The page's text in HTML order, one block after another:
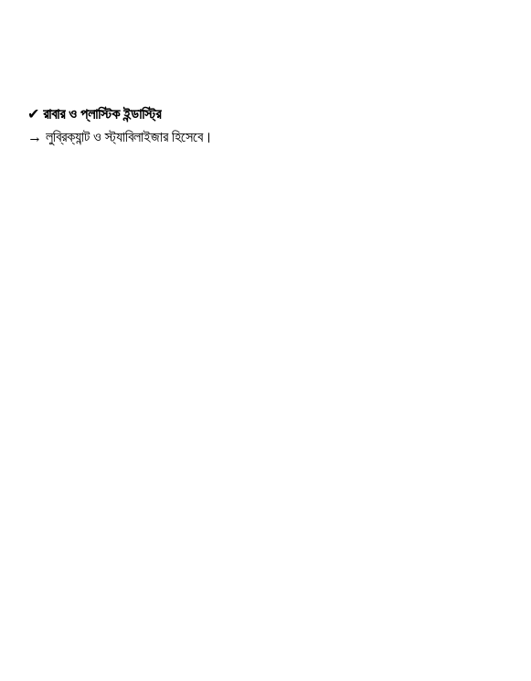
✔ রাবার ও প্লাস্টিক ইন্ডাস্ট্রি
→ লুব্রিক্যান্ট ও স্ট্যাবিলাইজার হিসেবে।